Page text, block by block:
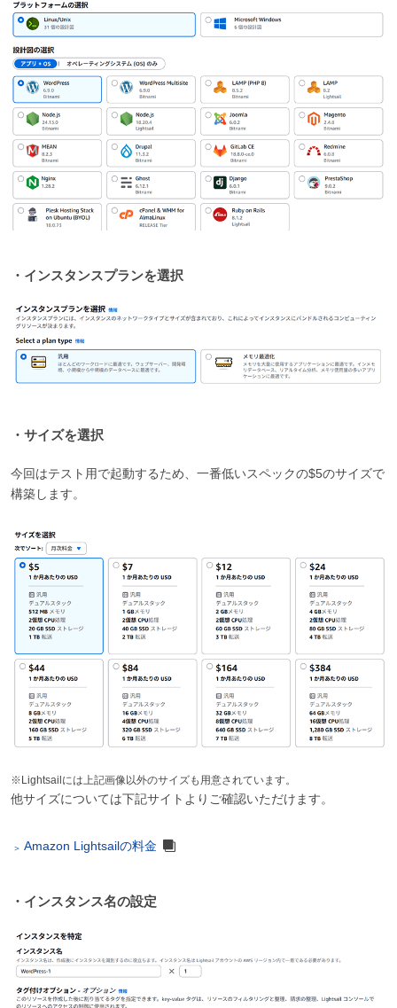
・インスタンスプランを選択
・サイズを選択
今回はテスト用で起動するため、一番低いスペックの$5のサイズで
構築します。
※Lightsailには上記画像以外のサイズも用意されています。
他サイズについては下記サイトよりご確認いただけます。
Amazon Lightsailの料金
・インスタンス名の設定